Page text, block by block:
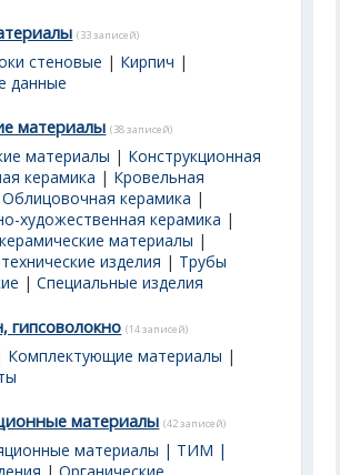
(33 записей)
стеновые | Кирпич |
данные
материалы (38 записей)
материалы | Конструкционная
керамика | Кровельная
Облицовочная керамика |
художественная керамика |
материалы |
изделия | Трубы
|Специальные изделия
гипсоволокно (14 записей)
Комплектующие материалы |
материалы (42 записей)
материалы | ТИМ |